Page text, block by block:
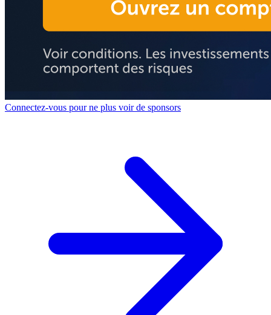
Connectez-vous pour ne plus voir de sponsors